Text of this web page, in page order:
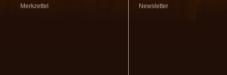
Merkzettel Newsletter